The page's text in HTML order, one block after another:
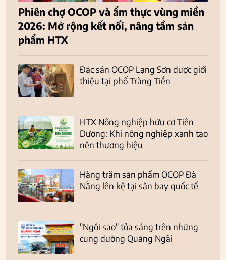
Phiên chợ OCOP và ẩm thực vùng miền
2026: Mở rộng kết nối, nâng tầm sản
phẩm HTX
Đặc sản OCOP Lạng Sơn được giới
thiệu tại phố Tràng Tiền
HTX Nông nghiệp hữu cơ Tiên
Dương: Khi nông nghiệp xanh tạo
nên thương hiệu
Hàng trăm sản phẩm OCOP Đà
Nẵng lên kệ tại sân bay quốc tế
"Ngôi sao" tỏa sáng trên những
cung đường Quảng Ngãi